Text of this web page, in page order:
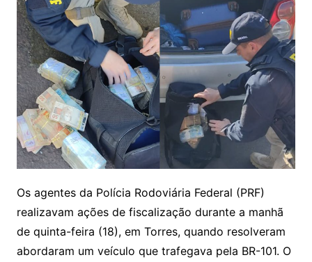
Os agentes da Polícia Rodoviária Federal (PRF)
realizavam ações de fiscalização durante a manhã
de quinta-feira (18), em Torres, quando resolveram
abordaram um veículo que trafegava pela BR-101. O